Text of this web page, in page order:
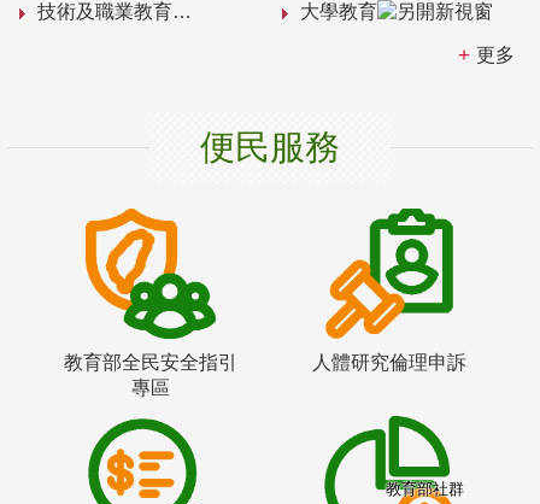
技術及職業教育 大學教育
更多
便民服務
教育部全民安全指引
專區
人體研究倫理申訴
教育部社群